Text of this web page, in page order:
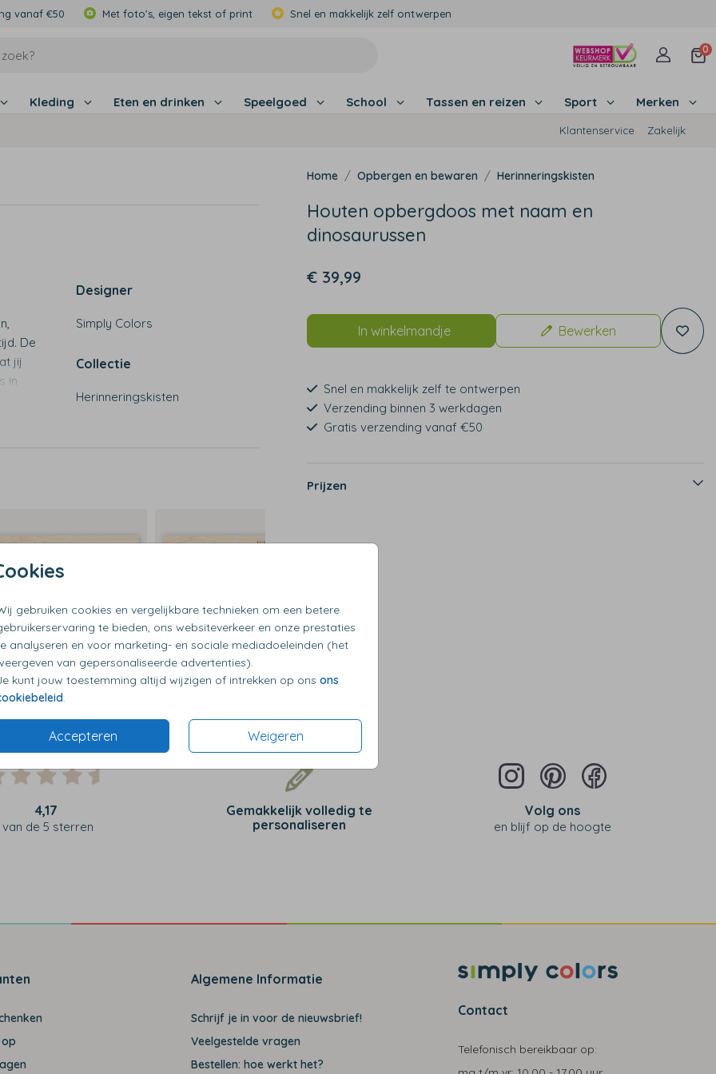
vanaf €50 Met foto's, eigen tekst of print Snel en makkelijk zelf ontwerpen
0
Kleding Eten en drinken Speelgoed School Tassen en reizen Sport Merken
Klantenservice Zakelijk
gebruiken cookies en vergelijkbare technieken om een betere
te bieden, ons websiteverkeer en onze prestaties
analyseren en voor marketing- en sociale mediadoeleinden (het
van gepersonaliseerde advertenties).
kunt jouw toestemming altijd wijzigen of intrekken op ons ons
Accepteren Weigeren
De
jij
in
Designer
Simply Colors
Collectie
Herinneringskisten
Opbergen en bewaren Herinneringskisten
Houten opbergdoos met naam en
dinosaurussen
€ 39,99
In winkelmandje Bewerken
Snel en makkelijk zelf te ontwerpen
Verzending binnen 3 werkdagen
Gratis verzending vanaf €50
Prijzen
4,17
van de 5 sterren
Gemakkelijk volledig te
personaliseren
Volg ons
en blijf op de hoogte
Algemene Informatie
Schrijf je in voor de nieuwsbrief!
Veelgestelde vragen
Bestellen: hoe werkt het?
Contact
Telefonisch bereikbaar op: